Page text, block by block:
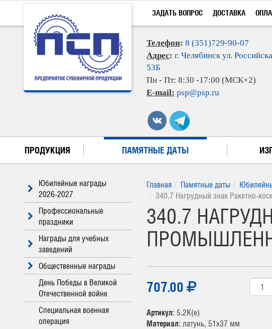
ЗАДАТЬ ВОПРОС ДОСТАВКА
Телефон: 8 (351)729-90-07
Адрес: г. Челябинск ул.
53Б
Пн - Пт: 8:30 -17:00 (МСК+2)
E-mail: psp@psp.ru
ПРОДУКЦИЯ ПАМЯТНЫЕ ДАТЫ
Юбилейные награды
2026-2027
Профессиональные
праздники
Награды для учебных
заведений
Общественные награды
День Победы в Великой
Отечественной войне
Специальная военная
операция
Главная Памятные даты
340.7 Нагрудный знак Ракетно-
340.7
707.00
Артикул: 5.2К(е)
Материал: латунь, 51х37 мм